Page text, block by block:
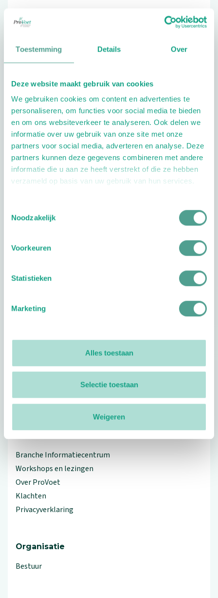
Toestemming Details Over
Deze website maakt gebruik van cookies
We gebruiken cookies om content en advertenties te
personaliseren, om functies voor social media te bieden
en om ons websiteverkeer te analyseren. Ook delen we
informatie over uw gebruik van onze site met onze
partners voor social media, adverteren en analyse. Deze
partners kunnen deze gegevens combineren met andere
informatie die u aan ze heeft verstrekt of die ze hebben
verzameld op basis van uw gebruik van hun services.
Noodzakelijk
Voorkeuren
Statistieken
Marketing
Alles toestaan
Selectie toestaan
Weigeren
Aandachtsgebieden
Diabetes Reuma
Extra opties
Openingstijden
Footer
Volg ProVoet
linkedin(Let op uitgaande link)
facebook(Let op uitgaande link)
twitter(Let op uitgaande link)
instagram(Let op uitgaande link)
Branche Informatiecentrum
Workshops en lezingen
Over ProVoet
Klachten
Privacyverklaring
Organisatie
Bestuur